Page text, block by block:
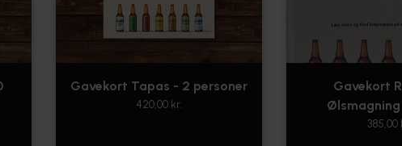
Gavekort Tapas - 2 personer
420,00 kr.
Gavekort
Ølsmagning
385,00